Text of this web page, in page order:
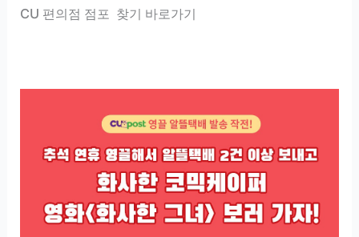
CU 편의점 점포 찾기 바로가기